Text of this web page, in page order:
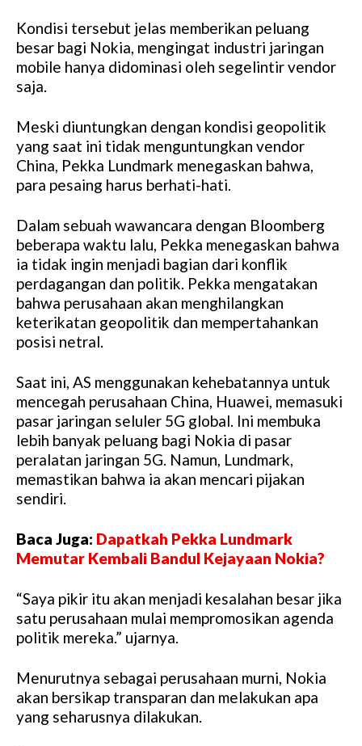
Kondisi tersebut jelas memberikan peluang
besar bagi Nokia, mengingat industri jaringan
mobile hanya didominasi oleh segelintir vendor
saja.
Meski diuntungkan dengan kondisi geopolitik
yang saat ini tidak menguntungkan vendor
China, Pekka Lundmark menegaskan bahwa,
para pesaing harus berhati-hati.
Dalam sebuah wawancara dengan Bloomberg
beberapa waktu lalu, Pekka menegaskan bahwa
ia tidak ingin menjadi bagian dari konflik
perdagangan dan politik. Pekka mengatakan
bahwa perusahaan akan menghilangkan
keterikatan geopolitik dan mempertahankan
posisi netral.
Saat ini, AS menggunakan kehebatannya untuk
mencegah perusahaan China, Huawei, memasuki
pasar jaringan seluler 5G global. Ini membuka
lebih banyak peluang bagi Nokia di pasar
peralatan jaringan 5G. Namun, Lundmark,
memastikan bahwa ia akan mencari pijakan
sendiri.
Baca Juga: Dapatkah Pekka Lundmark
Memutar Kembali Bandul Kejayaan Nokia?
“Saya pikir itu akan menjadi kesalahan besar jika
satu perusahaan mulai mempromosikan agenda
politik mereka.” ujarnya.
Menurutnya sebagai perusahaan murni, Nokia
akan bersikap transparan dan melakukan apa
yang seharusnya dilakukan.